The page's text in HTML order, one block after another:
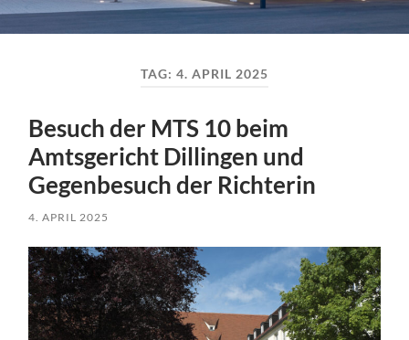
BS
TAG: 4. APRIL 2025
Besuch der MTS 10 beim
Amtsgericht Dillingen und
Gegenbesuch der Richterin
4. APRIL 2025